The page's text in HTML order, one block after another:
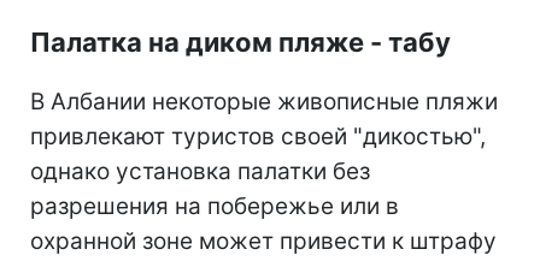
Палатка на диком пляже - табу
В Албании некоторые живописные пляжи
привлекают туристов своей "дикостью",
однако установка палатки без
разрешения на побережье или в
охранной зоне может привести к штрафу